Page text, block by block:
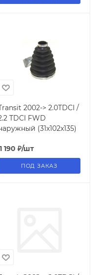
2002-> 2.0TDCI /
TDCI FWD
(31x102x135)
1 190 ₽/шт
ПОД ЗАКАЗ